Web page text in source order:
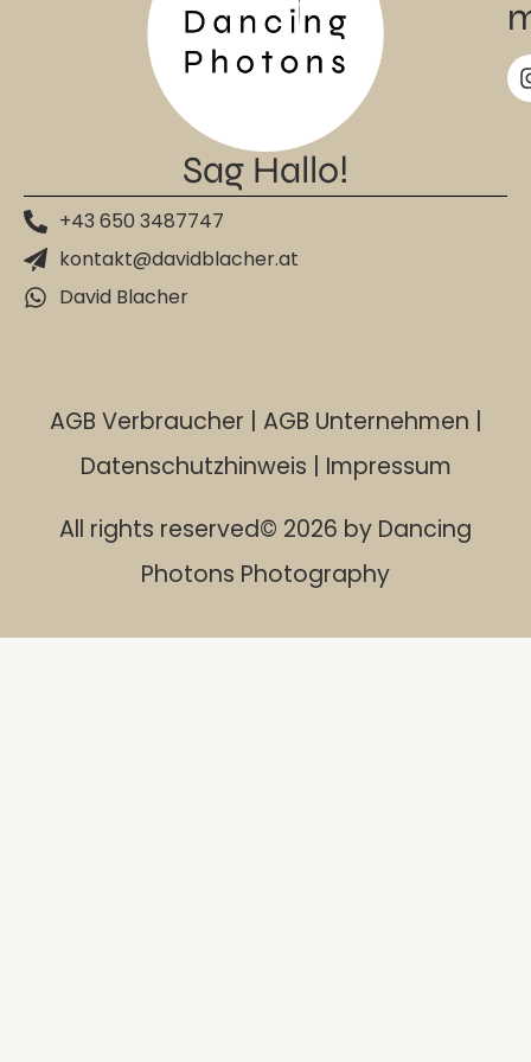
Sag Hallo!
+43 650 3487747
kontakt@davidblacher.at
David Blacher
AGB Verbraucher AGB Unternehmen
Datenschutzhinweis
Impressum
All rights reserved© 2026 by Dancing
Photons Photography